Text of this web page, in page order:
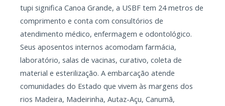
tupi significa Canoa Grande, a USBF tem 24 metros de
comprimento e conta com consultórios de
atendimento médico, enfermagem e odontológico.
Seus aposentos internos acomodam farmácia,
laboratório, salas de vacinas, curativo, coleta de
material e esterilização. A embarcação atende
comunidades do Estado que vivem às margens dos
rios Madeira, Madeirinha, Autaz-Açu, Canumã,